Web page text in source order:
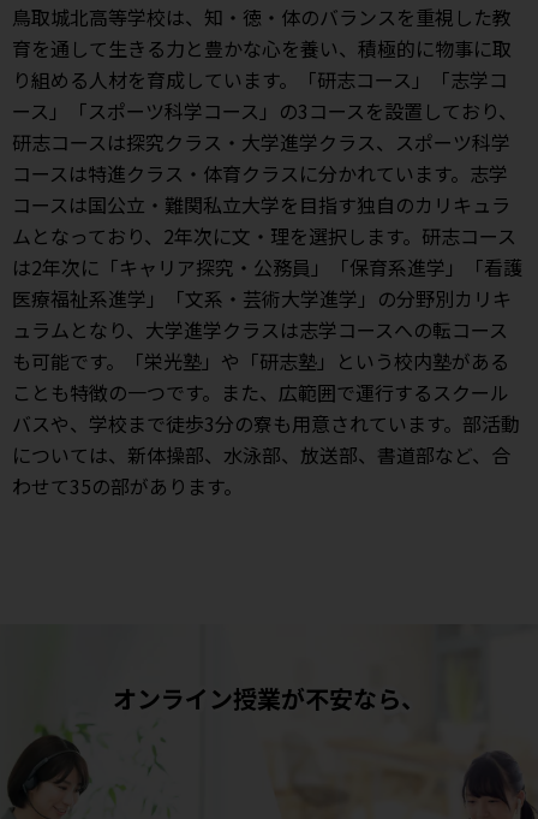
鳥取城北高等学校は、知・徳・体のバランスを重視した教
育を通して生きる力と豊かな心を養い、積極的に物事に取
り組める人材を育成しています。「研志コース」「志学コ
ース」「スポーツ科学コース」の3コースを設置しており、
研志コースは探究クラス・大学進学クラス、スポーツ科学
コースは特進クラス・体育クラスに分かれています。志学
コースは国公立・難関私立大学を目指す独自のカリキュラ
ムとなっており、2年次に文・理を選択します。研志コース
は2年次に「キャリア探究・公務員」「保育系進学」「看護
医療福祉系進学」「文系・芸術大学進学」の分野別カリキ
ュラムとなり、大学進学クラスは志学コースへの転コース
も可能です。「栄光塾」や「研志塾」という校内塾がある
ことも特徴の一つです。また、広範囲で運行するスクール
バスや、学校まで徒歩3分の寮も用意されています。部活動
については、新体操部、水泳部、放送部、書道部など、合
わせて35の部があります。
オンライン授業が不安なら、